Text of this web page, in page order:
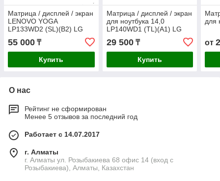
Матрица / дисплей / экран
LENOVO YOGA
LP133WD2 (SL)(B2) LG
1600*900 HD+ LED LVDS
Слим 40 пин +
Touchscreen
55 000 ₸
Купить
Матрица / дисплей / экран
для ноутбука 14,0
LP140WD1 (TL)(A1) LG
1600*900 HD+ LED LVDS
40пин Standart
29 500₸
Купить
для
от
О нас
Рейтинг не сформирован
Менее 5 отзывов за последний год
Работает с 14.07.2017
г. Алматы
г. Алматы ул. Розыбакиева 68 офис 14 (вход с
Розыбакиева), Алматы, Казахстан